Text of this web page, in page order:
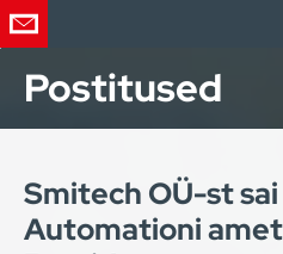
Postitused
Smitech OÜ-st
Automationi